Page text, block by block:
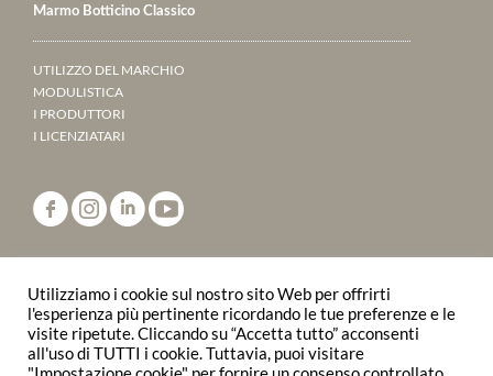
Utilizziamo i cookie sul nostro sito Web per offrirti
l'esperienza più pertinente ricordando le tue preferenze e le
visite ripetute. Cliccando su “Accetta tutto” acconsenti
all'uso di TUTTI i cookie. Tuttavia, puoi visitare
Marmo Botticino Classico
UTILIZZO DEL MARCHIO
MODULISTICA
I PRODUTTORI
I LICENZIATARI
SFOGLIALO ONLINE
© 2015 Consorzio Produttori Marmo Botticino